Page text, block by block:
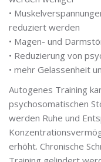
•
reduziert werden
• Magen- und
• Reduzierung von
• mehr Gelassenheit
Autogenes Training
psychosomatischen
werden Ruhe und
erhöht. Chronische